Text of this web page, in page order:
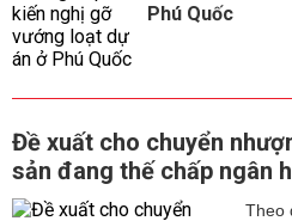
Phú Quốc
Đề xuất cho chuyển
sản đang thế chấp ngân
Theo